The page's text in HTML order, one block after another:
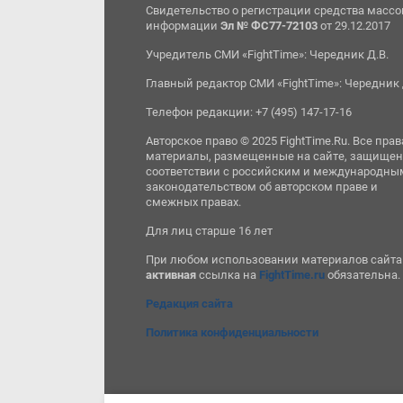
Свидетельство о регистрации средства
информацииЭл № ФС77-72103 от 29.12.2017
Учредитель СМИ «FightTime»: Чередник Д.В.
Главный редактор СМИ «FightTime»: Чередник
Телефон редакции: +7 (495) 147-17-16
Авторское право © 2025 FightTime.Ru. Все
материалы, размещенные на сайте,
соответствии с российским и
законодательством об авторском праве и
смежных правах.
Для лиц старше 16 лет
При любом использовании материалов сайта
активная ссылка на FightTime.ru обязательна.
Редакция сайта
Политика конфиденциальности